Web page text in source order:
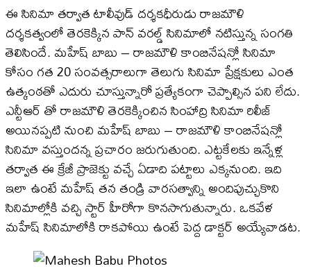
ఈ సినిమా తర్వాత టాలీవుడ్ దర్శకధీరుడు రాజమౌళి
దర్శకత్వంలో తెరకెక్కిన‌ పాన్ వరల్డ్ సినిమాలో నటిస్తున్న సంగతి
తెలిసిందే. మహేష్ బాబు – రాజమౌళి కాంబినేషన్లో సినిమా
కోసం గత 20 సంవత్సరాలుగా తెలుగు సినిమా ప్రేక్షకులు ఎంత
ఉత్కంఠతో ఎదురు చూస్తున్నారో ప్రత్యేకంగా చెప్పాల్సిన పని లేదు.
ఎన్టీఆర్ తో రాజమౌళి తెర‌కెక్కించిన సింహాద్రి సినిమా రిలీజ్
అయినప్పటి నుంచి మహేష్ బాబు – రాజమౌళి కాంబినేషన్లో
సినిమా వస్తుందన్న ప్రచారం జరుగుతుంది. ఎట్టకేలకు ఇన్నేళ్ల
తర్వాత ఈ క్రేజీ ప్రాజెక్టు వచ్చే ఏడాది పట్టాలు ఎక్కనుంది. ఇది
ఇలా ఉంటే మహేష్ తన తండ్రి వారసత్వాన్ని అందిపుచ్చుకొని
సినిమాల్లోకి వచ్చి స్టార్ హీరోగా కొనసాగుతున్నారు. ఒకవేళ
మహేష్ సినిమాలోకి రాకపోయి ఉంటే పెద్ద డాక్టర్ అయ్యేవాడట.